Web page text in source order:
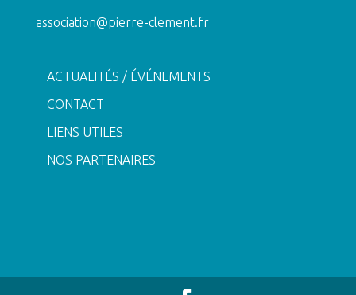
association@pierre-clement.fr
ACTUALITÉS / ÉVÉNEMENTS
CONTACT
LIENS UTILES
NOS PARTENAIRES